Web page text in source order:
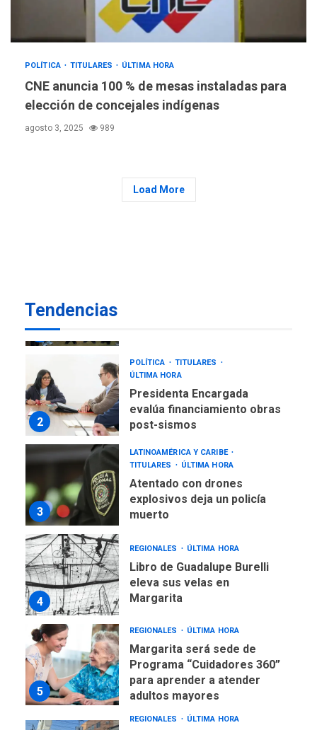
POLÍTICA TITULARES ÚLTIMA HORA
CNE anuncia 100 % de mesas instaladas para
elección de concejales indígenas
agosto 3, 2025 989
Load More
Tendencias
Margarita será sede de
Programa “Cuidadores 360”
para aprender a atender
Mariño fortalece capacidad
operativa con flota
REGIONALES
1
2
POLÍTICA
TITULARES
ÚLTIMA HORA
Presidenta Encargada
evalúa financiamiento obras
post-sismos
3
LATINOAMÉRICA Y CARIBE
TITULARES
ÚLTIMA HORA
Atentado con drones
explosivos deja un policía
muerto
4
REGIONALES ÚLTIMA HORA
Libro de Guadalupe Burelli
eleva sus velas en
Margarita
5
REGIONALES ÚLTIMA HORA
Margarita será sede de
Programa “Cuidadores 360”
para aprender a atender
adultos mayores
REGIONALES ÚLTIMA HORA